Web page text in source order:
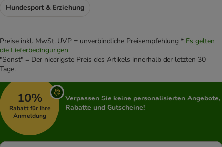
Hundesport & Erziehung
Preise inkl. MwSt. UVP = unverbindliche Preisempfehlung * Es gelten
die Lieferbedingungen
"Sonst" = Der niedrigste Preis des Artikels innerhalb der letzten 30
Tage.
10%
Rabatt für Ihre
Anmeldung
Verpassen Sie keine personalisierten Angebote,
Rabatte und Gutscheine!